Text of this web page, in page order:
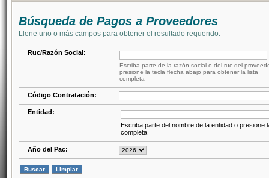
Búsqueda de Pagos a Proveedores
Llene uno o más campos para obtener el resultado requerido.
Ruc/Razón Social:
Escriba parte de la razón social o del ruc del
presione la tecla flecha abajo para obtener la lista
completa
Código Contratación:
Entidad:
Escriba parte del nombre de la entidad o presione
completa
Año del Pac: